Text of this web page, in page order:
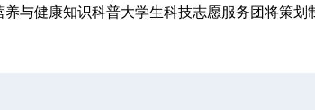
与健康知识科普大学生科技志愿服务团将策